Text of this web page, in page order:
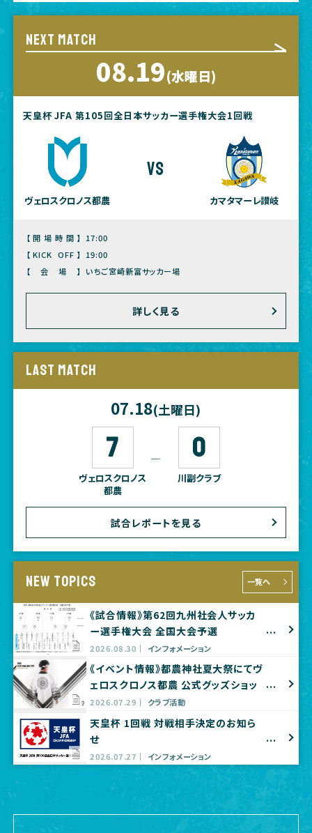
NEXT MATCH
08.19(水曜日)
天皇杯 JFA 第105回全日本サッカー選手権大会1回戦
ヴェロスクロノス都農
vs
カマタマーレ讃岐
【開場時間】
17:00
【KICK OFF】
19:00
【会場】
いちご宮崎新富サッカー場
詳しく見る
LAST MATCH
07.18(土曜日)
7
ヴェロスクロノス
都農
― 0
川副クラブ
試合レポートを見る
NEW TOPICS 一覧へ
《試合情報》第62回九州社会人サッカ
ー選手権大会 全国大会予選
2026.08.30 インフォメーション
《イベント情報》都農神社夏大祭にてヴ
ェロスクロノス都農 公式グッズショッ
プ出店のお知らせ
2026.07.29 クラブ活動
天皇杯 1回戦 対戦相手決定のお知ら
せ
2026.07.27 インフォメーション